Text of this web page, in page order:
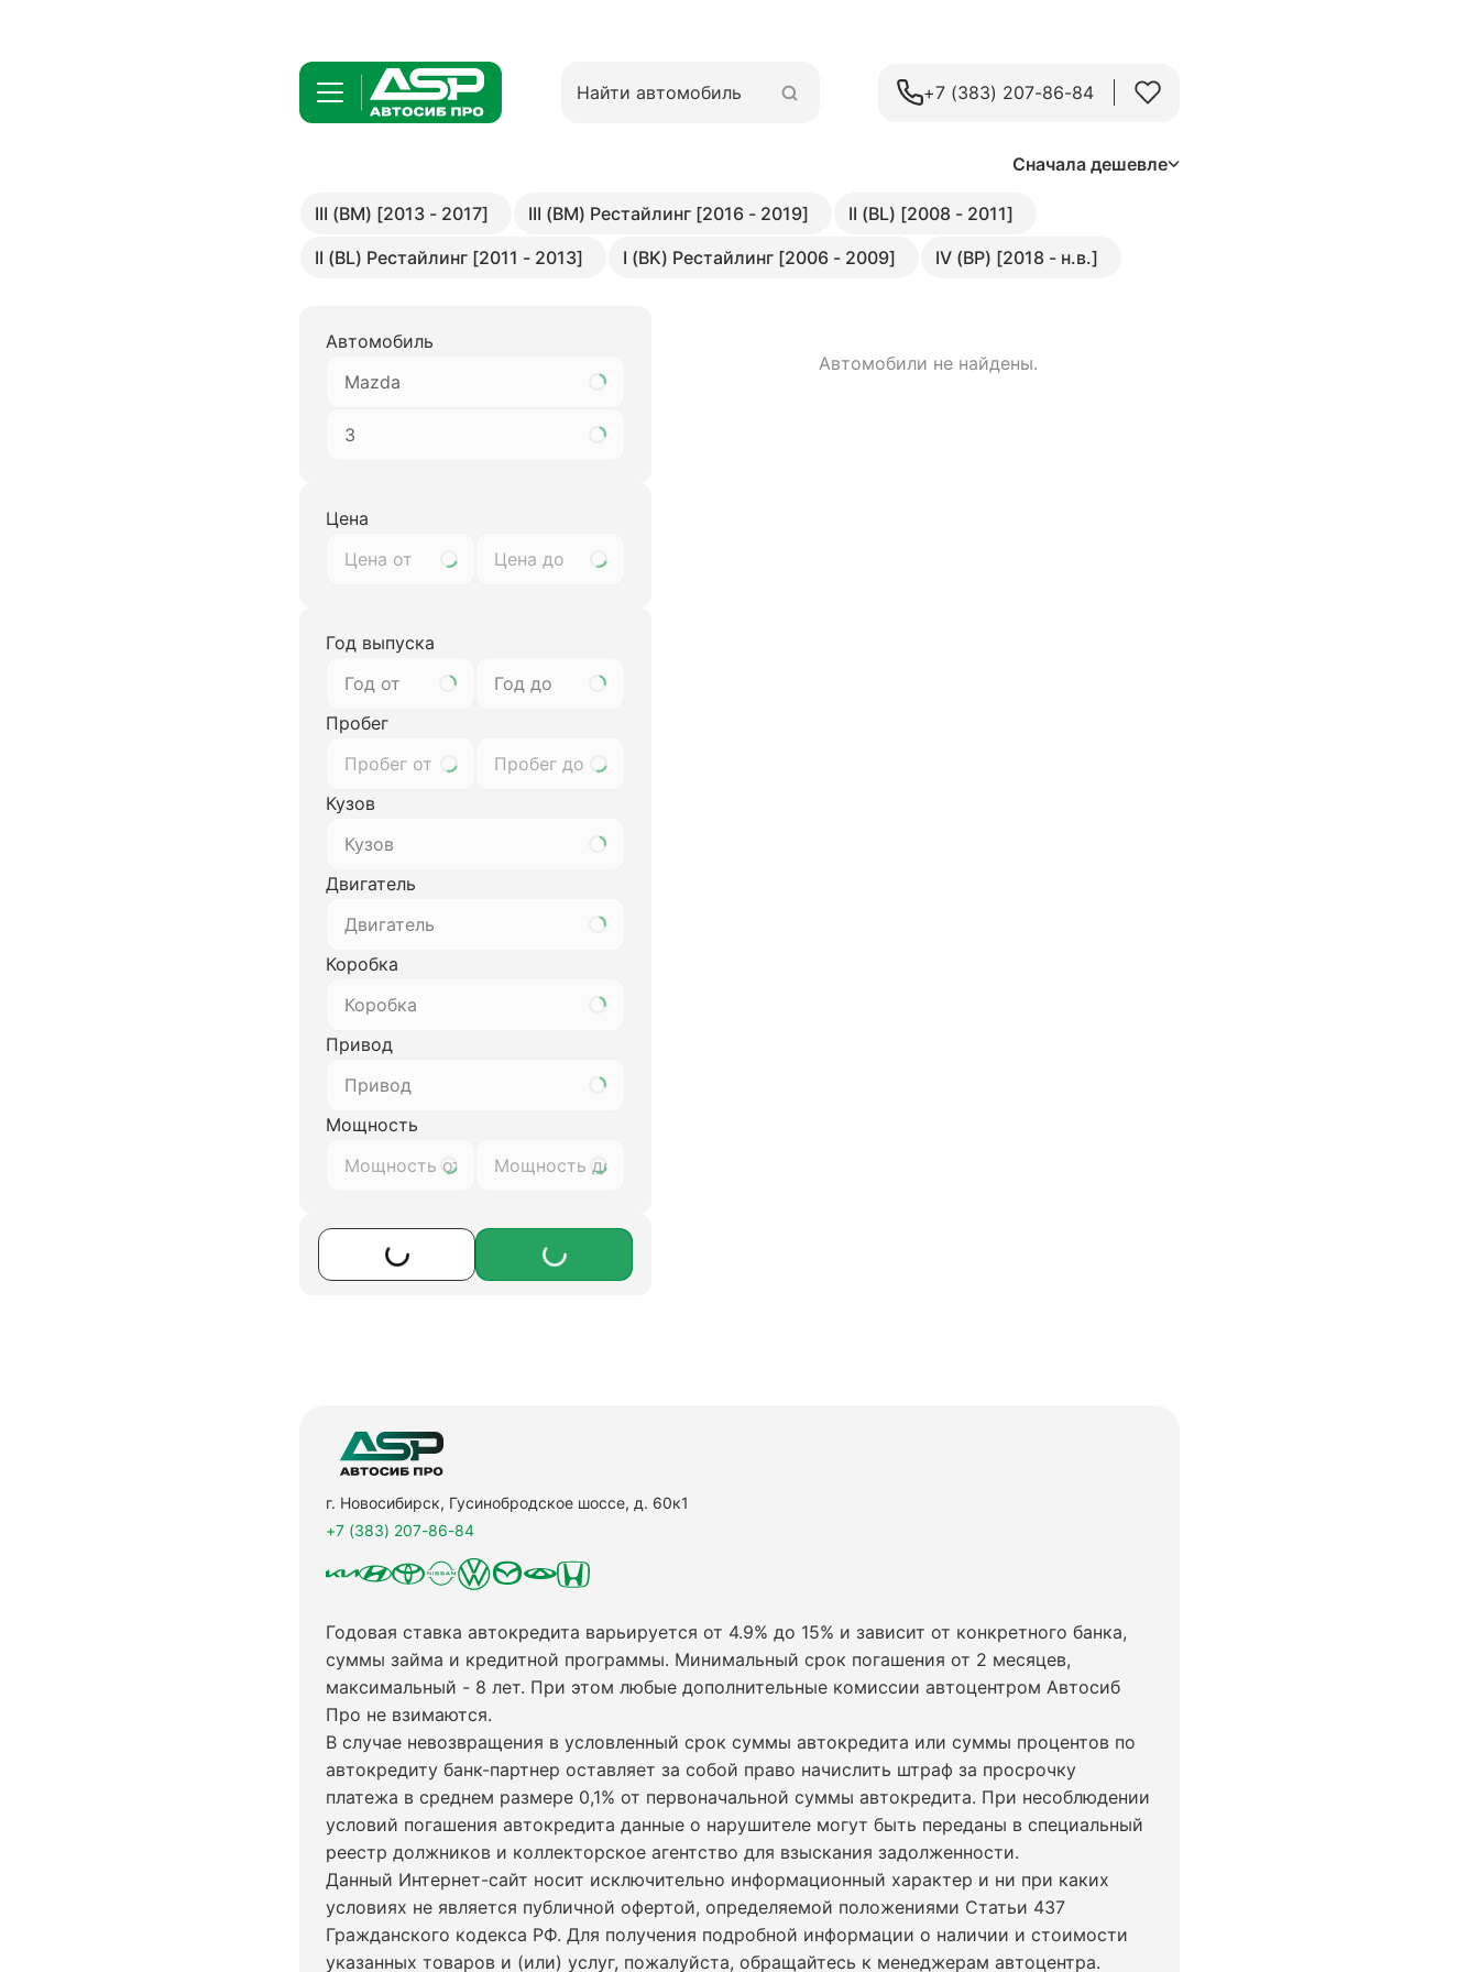
+7 (383) 207-86-84
Сначала дешевле
III (BM) [2013 - 2017] III (BM) Рестайлинг [2016 - 2019]
II (BL) [2008 - 2011]
II (BL) Рестайлинг [2011 - 2013]
I (BK) Рестайлинг [2006 - 2009] IV (BP) [2018 - н.в.]
Автомобиль
Mazda
3
Цена
Год выпуска
Год от
Год до
Пробег
Кузов
Кузов
Двигатель
Двигатель
Коробка
Коробка
Привод
Привод
Мощность
Автомобили не найдены.
г. Новосибирск, Гусинобродское шоссе, д. 60к1
+7 (383) 207-86-84
Годовая ставка автокредита варьируется от 4.9% до 15% и зависит от конкретного банка,
суммы займа и кредитной программы. Минимальный срок погашения от 2 месяцев,
максимальный - 8 лет. При этом любые дополнительные комиссии автоцентром Автосиб
Про не взимаются.
В случае невозвращения в условленный срок суммы автокредита или суммы процентов по
автокредиту банк-партнер оставляет за собой право начислить штраф за просрочку
платежа в среднем размере 0,1% от первоначальной суммы автокредита. При несоблюдении
условий погашения автокредита данные о нарушителе могут быть переданы в специальный
реестр должников и коллекторское агентство для взыскания задолженности.
Данный Интернет-сайт носит исключительно информационный характер и ни при каких
условиях не является публичной офертой, определяемой положениями Статьи 437
Гражданского кодекса РФ. Для получения подробной информации о наличии и стоимости
указанных товаров и (или) услуг, пожалуйста, обращайтесь к менеджерам автоцентра.